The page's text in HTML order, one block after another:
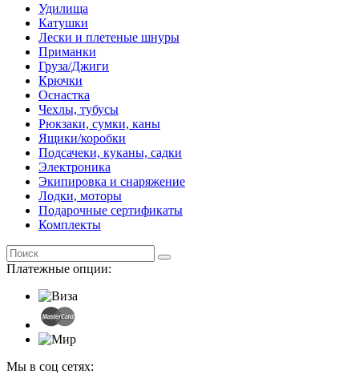
Удилища
Катушки
Лески и плетеные шнуры
Приманки
Груза/Джиги
Крючки
Оснастка
Чехлы, тубусы
Рюкзаки, сумки, каны
Ящики/коробки
Подсачеки, куканы, садки
Электроника
Экипировка и снаряжение
Лодки, моторы
Подарочные сертификаты
Комплекты
Платежные опции:
Мы в соц сетях: